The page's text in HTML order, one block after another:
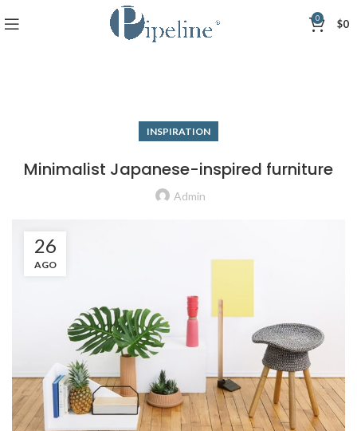
0 $0
INSPIRATION
Minimalist Japanese-inspired furniture
Admin
26
AGO